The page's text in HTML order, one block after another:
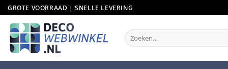
Ga
naar
inhoud
GROTE VOORRAAD | SNELLE LEVERING
Zoeken
naar: